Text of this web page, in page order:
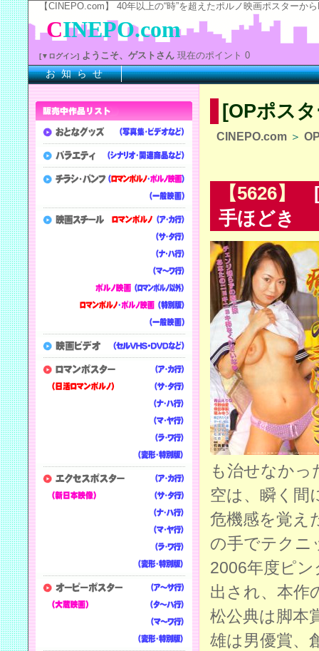
【CINEPO.com】 40年以上の“時”を超えたポルノ映画ポスター
[OPポス
CINEPO.com ＞
【5626】
手ほどき
も治せなかっ
空は、瞬く間
危機感を覚え
の手でテク
2006年度ピ
出され、本作
松公典は脚本
雄は男優賞、
※上
CINEPO.com
[▼ログイン] ようこそ、ゲストさん 現在のポイント 0
お 知 ら せ